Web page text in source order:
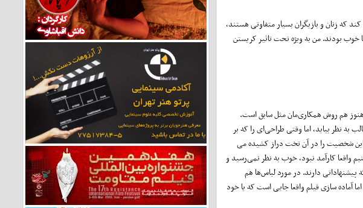
که زنان و بازیگران بسیار متفاوتی هستند،
بودند. من به ویژه تحت تاثیر کریستن
هنوز هم روش همکاری‌مان مثل سابق است.
نظر بیاید، اما وقتی طراحی‌ای را که بر
این شخصیت را در آن تخت دراز کشیده می
واقعا کارآمد نبود، خوب به نظر نمی‌رسید و
پیشنهاداتی دارند. در مورد لباس‌ها هم
آماده سازی فیلم واقعا جایی است که یا خود